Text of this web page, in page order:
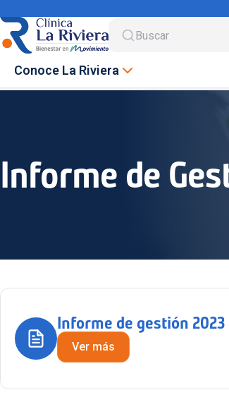
Buscar
Conoce La Riviera
Informe de
Informe de gestión 2023
Ver más